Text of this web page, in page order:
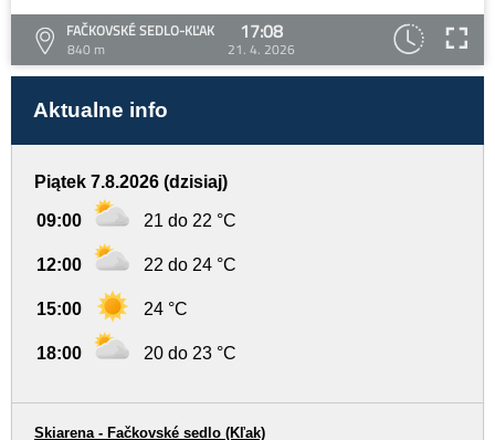
FAČKOVSKÉ SEDLO-KĽAK
840 m
17:08
21. 4. 2026
Aktualne info
Piątek 7.8.2026 (dzisiaj)
09:00 21 do 22 °C
12:00 22 do 24 °C
15:00 24 °C
18:00 20 do 23 °C
Skiarena - Fačkovské sedlo (Kľak)